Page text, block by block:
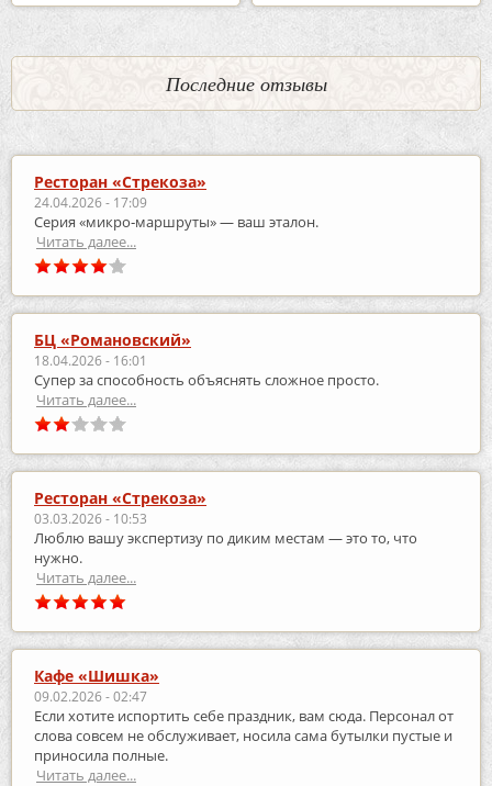
Последние отзывы
Ресторан «Стрекоза»
24.04.2026 - 17:09
Серия «микро‑маршруты» — ваш эталон.
Читать далее...
БЦ «Романовский»
18.04.2026 - 16:01
Супер за способность объяснять сложное просто.
Читать далее...
Ресторан «Стрекоза»
03.03.2026 - 10:53
Люблю вашу экспертизу по диким местам — это то, что
нужно.
Читать далее...
Кафе «Шишка»
09.02.2026 - 02:47
Если хотите испортить себе праздник, вам сюда. Персонал от
слова совсем не обслуживает, носила сама бутылки пустые и
приносила полные.
Читать далее...